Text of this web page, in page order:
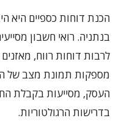
הכנת דוחות כספיים היא
בנתניה. רואי חשבון
לרבות דוחות רווח,
מספקות תמונת מצב של
העסק, מסייעות בקבלת
בדרישות הרגולטוריות.